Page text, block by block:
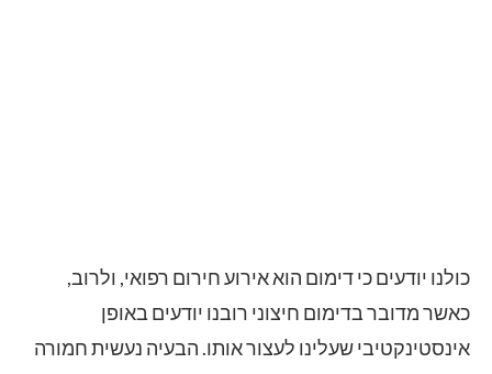
כולנו יודעים כי דימום הוא אירוע חירום רפואי, ולרוב,
כאשר מדובר בדימום חיצוני רובנו יודעים באופן
אינסטינקטיבי שעלינו לעצור אותו. הבעיה נעשית חמורה